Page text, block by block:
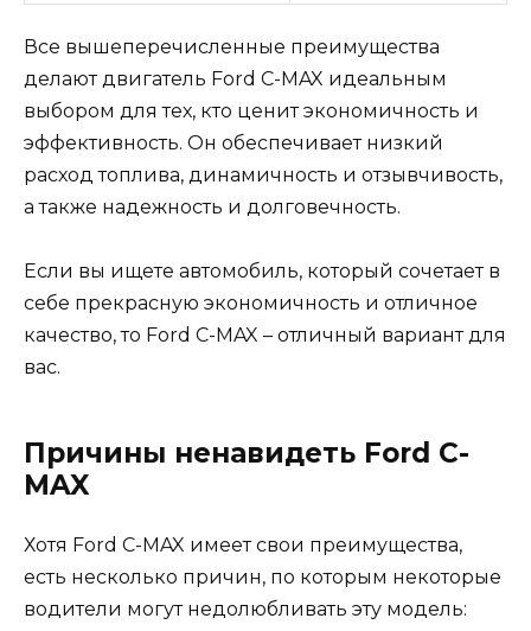
Все вышеперечисленные преимущества
делают двигатель Ford C-MAX идеальным
выбором для тех, кто ценит экономичность и
эффективность. Он обеспечивает низкий
расход топлива, динамичность и отзывчивость,
а также надежность и долговечность.
Если вы ищете автомобиль, который сочетает в
себе прекрасную экономичность и отличное
качество, то Ford C-MAX – отличный вариант для
вас.
Причины ненавидеть Ford C-
MAX
Хотя Ford C-MAX имеет свои преимущества,
есть несколько причин, по которым некоторые
водители могут недолюбливать эту модель: